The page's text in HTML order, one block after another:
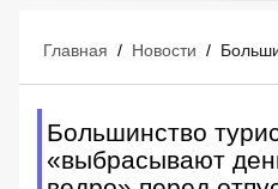
Главная / Новости /
Большинство
«выбрасывают